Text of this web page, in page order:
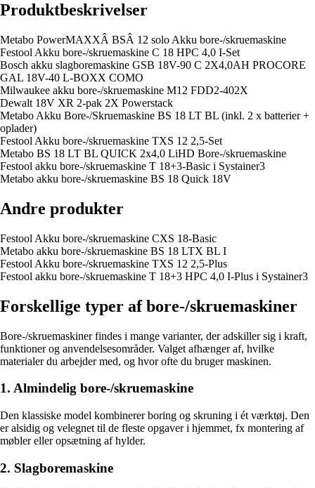
Produktbeskrivelser
Metabo PowerMAXXÂ BSÂ 12 solo Akku bore-/skruemaskine
Festool Akku bore-/skruemaskine C 18 HPC 4,0 I-Set
Bosch akku slagboremaskine GSB 18V-90 C 2X4,0AH PROCORE
GAL 18V-40 L-BOXX COMO
Milwaukee akku bore-/skruemaskine M12 FDD2-402X
Dewalt 18V XR 2-pak 2X Powerstack
Metabo Akku Bore-/Skruemaskine BS 18 LT BL (inkl. 2 x batterier +
oplader)
Festool Akku bore-/skruemaskine TXS 12 2,5-Set
Metabo BS 18 LT BL QUICK 2x4,0 LiHD Bore-/skruemaskine
Festool akku bore-/skruemaskine T 18+3-Basic i Systainer3
Metabo akku bore-/skruemaskine BS 18 Quick 18V
Andre produkter
Festool Akku bore-/skruemaskine CXS 18-Basic
Metabo akku bore-/skruemaskine BS 18 LTX BL I
Festool Akku bore-/skruemaskine TXS 12 2,5-Plus
Festool akku bore-/skruemaskine T 18+3 HPC 4,0 I-Plus i Systainer3
Forskellige typer af bore-/skruemaskiner
Bore-/skruemaskiner findes i mange varianter, der adskiller sig i kraft,
funktioner og anvendelsesområder. Valget afhænger af, hvilke
materialer du arbejder med, og hvor ofte du bruger maskinen.
1. Almindelig bore-/skruemaskine
Den klassiske model kombinerer boring og skruning i ét værktøj. Den
er alsidig og velegnet til de fleste opgaver i hjemmet, fx montering af
møbler eller opsætning af hylder.
2. Slagboremaskine